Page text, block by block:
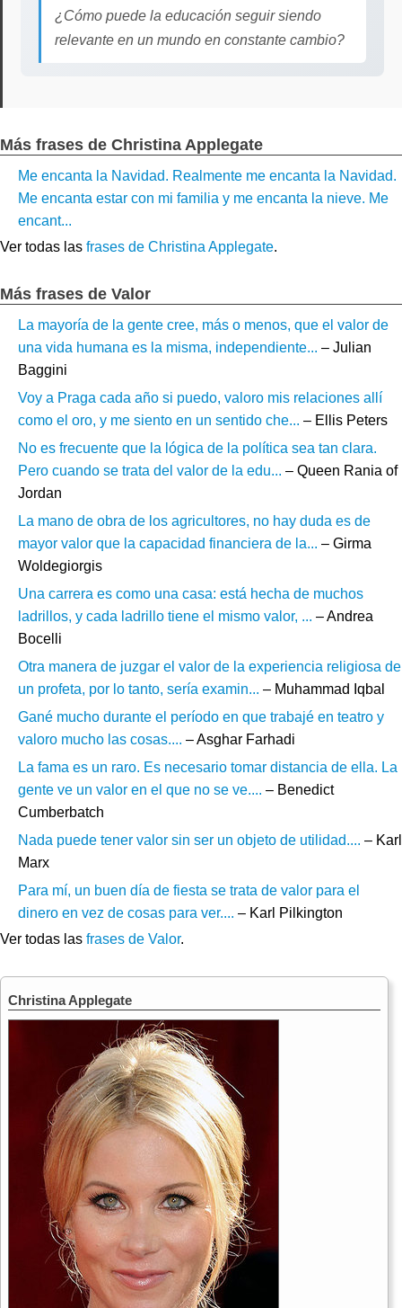
¿Cómo puede la educación seguir siendo
relevante en un mundo en constante cambio?
Más frases de Christina Applegate
Me encanta la Navidad. Realmente me encanta la Navidad.
Me encanta estar con mi familia y me encanta la nieve. Me
encant...
Ver todas las frases de Christina Applegate.
Más frases de Valor
La mayoría de la gente cree, más o menos, que el valor de
una vida humana es la misma, independiente... – Julian
Baggini
Voy a Praga cada año si puedo, valoro mis relaciones allí
como el oro, y me siento en un sentido che... – Ellis Peters
No es frecuente que la lógica de la política sea tan clara.
Pero cuando se trata del valor de la edu... – Queen Rania of
Jordan
La mano de obra de los agricultores, no hay duda es de
mayor valor que la capacidad financiera de la... – Girma
Woldegiorgis
Una carrera es como una casa: está hecha de muchos
ladrillos, y cada ladrillo tiene el mismo valor, ... – Andrea
Bocelli
Otra manera de juzgar el valor de la experiencia religiosa de
un profeta, por lo tanto, sería examin... – Muhammad Iqbal
Gané mucho durante el período en que trabajé en teatro y
valoro mucho las cosas.... – Asghar Farhadi
La fama es un raro. Es necesario tomar distancia de ella. La
gente ve un valor en el que no se ve.... – Benedict
Cumberbatch
Nada puede tener valor sin ser un objeto de utilidad.... – Karl
Marx
Para mí, un buen día de fiesta se trata de valor para el
dinero en vez de cosas para ver.... – Karl Pilkington
Ver todas las frases de Valor.
Christina Applegate